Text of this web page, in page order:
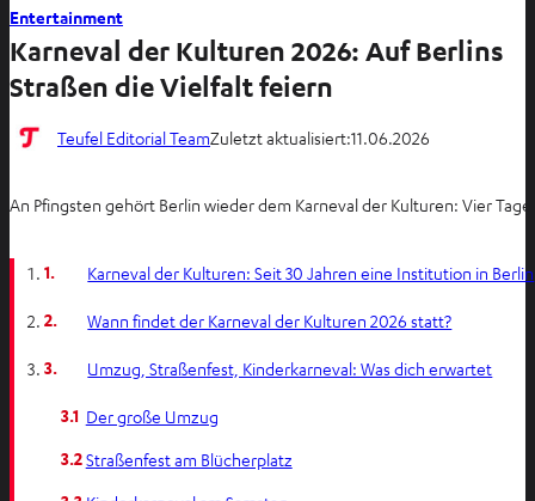
Entertainment
Karneval der Kulturen 2026: Auf Berlins
Straßen die Vielfalt feiern
Teufel Editorial TeamZuletzt aktualisiert:11.06.2026
An Pfingsten gehört Berlin wieder dem Karneval der Kulturen: Vier
1. Karneval der Kulturen: Seit 30 Jahren eine Institution in Berlin
2. Wann findet der Karneval der Kulturen 2026 statt?
3. Umzug, Straßenfest, Kinderkarneval: Was dich erwartet
3.1 Der große Umzug
3.2Straßenfest am Blücherplatz